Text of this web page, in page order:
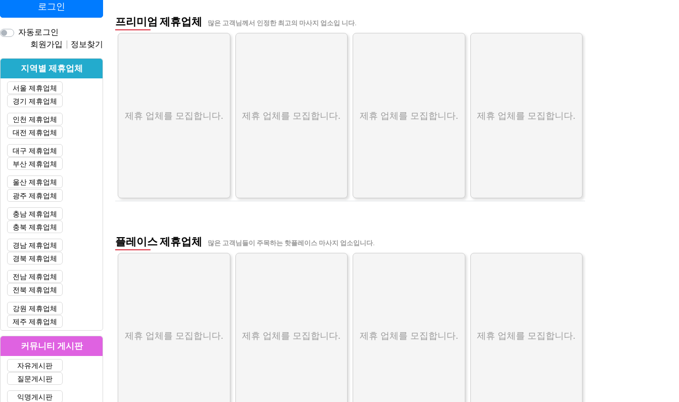
프리미엄 제휴업체 많은 고객님께서 인정한 최고의 마사지 업소입 니다.
제휴 업체를 모집합니다. 제휴 업체를 모집합니다. 제휴 업체를 모집합니다. 제휴 업체를 모집합니다.
플레이스 제휴업체 많은 고객님들이 주목하는 핫플레이스 마사지 업소입니다.
제휴 업체를 모집합니다. 제휴 업체를 모집합니다. 제휴 업체를 모집합니다. 제휴 업체를 모집합니다.
로그인
자동로그인
회원가입
정보찾기
지역별 제휴업체
서울 제휴업체
경기 제휴업체
인천 제휴업체
대전 제휴업체
대구 제휴업체
부산 제휴업체
울산 제휴업체
광주 제휴업체
충남 제휴업체
충북 제휴업체
경남 제휴업체
경북 제휴업체
전남 제휴업체
전북 제휴업체
강원 제휴업체
제주 제휴업체
커뮤니티 게시판
자유게시판
질문게시판
익명게시판